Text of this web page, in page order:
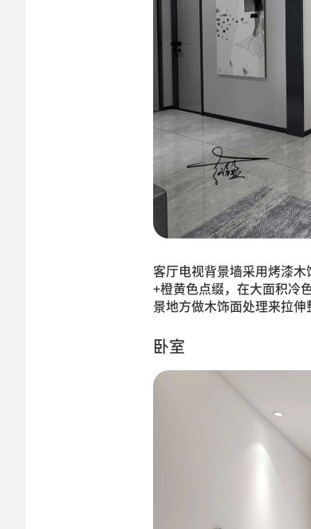
客厅电视背景墙采用烤漆
+橙黄色点缀，在大面积冷
景地方做木饰面处理来拉伸
卧室